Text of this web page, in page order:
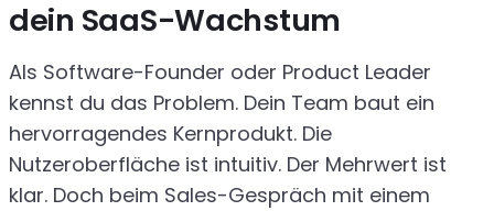
dein SaaS-Wachstum
Als Software-Founder oder Product Leader
kennst du das Problem. Dein Team baut ein
hervorragendes Kernprodukt. Die
Nutzeroberfläche ist intuitiv. Der Mehrwert ist
klar. Doch beim Sales-Gespräch mit einem